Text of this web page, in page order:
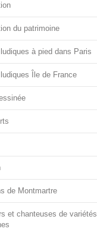
du patrimoine
à pied dans Paris
Île de France
de Montmartre
et chanteuses de variétés